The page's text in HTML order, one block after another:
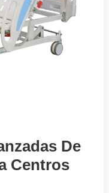
De
Centros